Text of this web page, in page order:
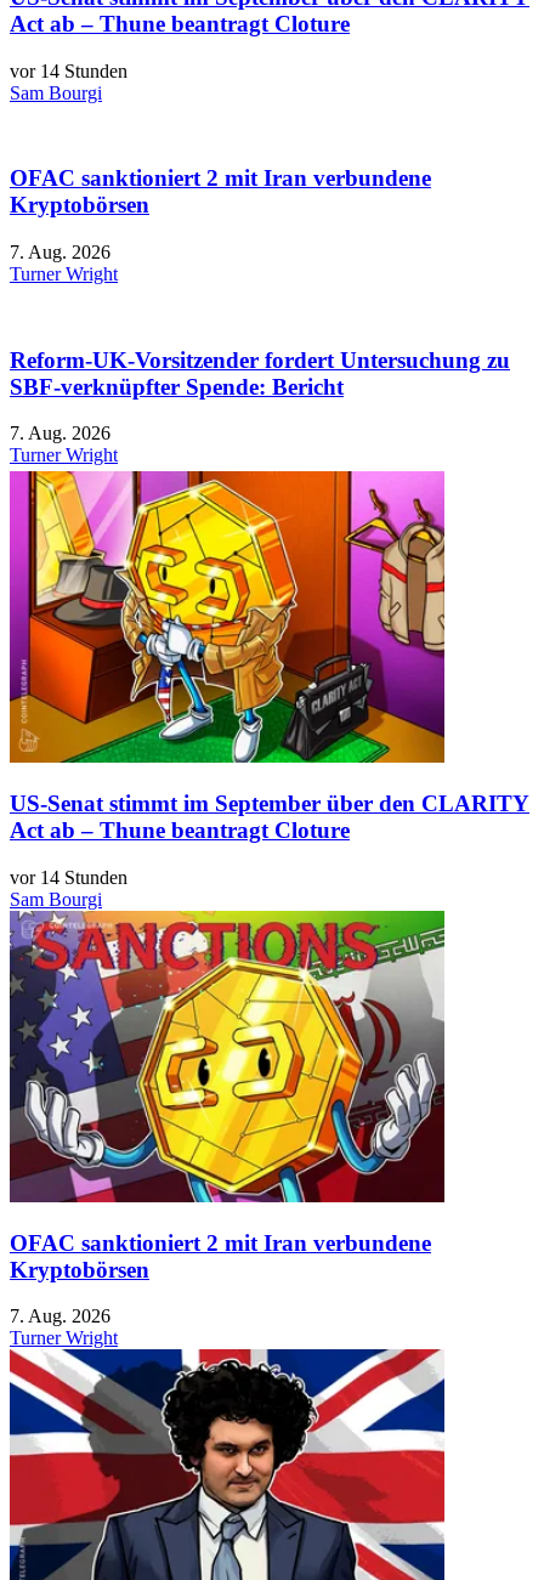
Act ab – Thune beantragt Cloture
vor 14 Stunden
Sam Bourgi
OFAC sanktioniert 2 mit Iran verbundene
Kryptobörsen
7. Aug. 2026
Turner Wright
Reform-UK-Vorsitzender fordert Untersuchung zu
SBF-verknüpfter Spende: Bericht
7. Aug. 2026
Turner Wright
US-Senat stimmt im September über den CLARITY
Act ab – Thune beantragt Cloture
vor 14 Stunden
Sam Bourgi
OFAC sanktioniert 2 mit Iran verbundene
Kryptobörsen
7. Aug. 2026
Turner Wright